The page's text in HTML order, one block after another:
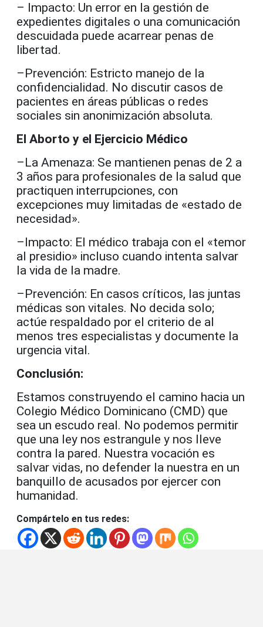
– Impacto: Un error en la gestión de
expedientes digitales o una comunicación
descuidada puede acarrear penas de
libertad.
–Prevención: Estricto manejo de la
confidencialidad. No discutir casos de
pacientes en áreas públicas o redes
sociales sin anonimización absoluta.
El Aborto y el Ejercicio Médico
–La Amenaza: Se mantienen penas de 2 a
3 años para profesionales de la salud que
practiquen interrupciones, con
excepciones muy limitadas de «estado de
necesidad».
–Impacto: El médico trabaja con el «temor
al presidio» incluso cuando intenta salvar
la vida de la madre.
–Prevención: En casos críticos, las juntas
médicas son vitales. No decida solo;
actúe respaldado por el criterio de al
menos tres especialistas y documente la
urgencia vital.
Conclusión:
Estamos construyendo el camino hacia un
Colegio Médico Dominicano (CMD) que
sea un escudo real. No podemos permitir
que una ley nos estrangule y nos lleve
contra la pared. Nuestra vocación es
salvar vidas, no defender la nuestra en un
banquillo de acusados por ejercer con
humanidad.
Compártelo en tus redes: